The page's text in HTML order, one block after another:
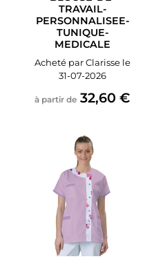
TRAVAIL-
PERSONNALISEE-
TUNIQUE-
MEDICALE
Acheté par Clarisse le
31-07-2026
à partir de 32,60 €